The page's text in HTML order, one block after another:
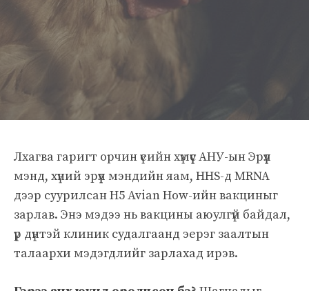
Лхагва гаригт орчин үеийн хүмүүс АНУ-ын Эрүүл
мэнд, хүний ​​эрүүл мэндийн яам, HHS-д MRNA
дээр суурилсан H5 Avian How-ийн вакциныг
зарлав. Энэ мэдээ нь вакцины аюулгүй байдал,
үр дүнтэй клиник судалгаанд эерэг заалтын
талаархи мэдэгдлийг зарлахад ирэв.